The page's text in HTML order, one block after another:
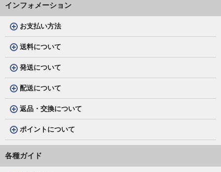
インフォメーション
お支払い方法
送料について
発送について
配送について
返品・交換について
ポイントについて
各種ガイド